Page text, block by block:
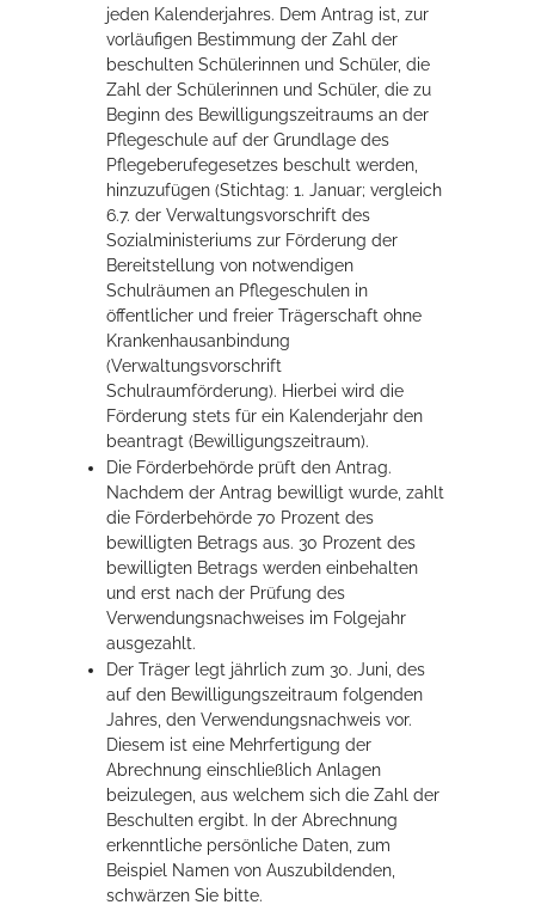
jeden Kalenderjahres. Dem Antrag ist, zur
vorläufigen Bestimmung der Zahl der
beschulten Schülerinnen und Schüler, die
Zahl der Schülerinnen und Schüler, die zu
Beginn des Bewilligungszeitraums an der
Pflegeschule auf der Grundlage des
Pflegeberufegesetzes beschult werden,
hinzuzufügen (Stichtag: 1. Januar; vergleich
6.7. der Verwaltungsvorschrift des
Sozialministeriums zur Förderung der
Bereitstellung von notwendigen
Schulräumen an Pflegeschulen in
öffentlicher und freier Trägerschaft ohne
Krankenhausanbindung
(Verwaltungsvorschrift
Schulraumförderung). Hierbei wird die
Förderung stets für ein Kalenderjahrden
beantragt (Bewilligungszeitraum).
Die Förderbehörde prüft den Antrag.
Nachdem der Antrag bewilligt wurde, zahlt
die Förderbehörde 70 Prozent des
bewilligten Betrags aus. 30 Prozent des
bewilligten Betrags werden einbehalten
und erst nach der Prüfung des
Verwendungsnachweises im Folgejahr
ausgezahlt.
Der Träger legt jährlich zum 30. Juni, des
auf den Bewilligungszeitraum folgenden
Jahres, den Verwendungsnachweis vor.
Diesem ist eine Mehrfertigung der
Abrechnung einschließlich Anlagen
beizulegen, aus welchem sich die Zahl der
Beschulten ergibt. In der Abrechnung
erkenntliche persönliche Daten, zum
Beispiel Namen von Auszubildenden,
schwärzen Sie bitte.